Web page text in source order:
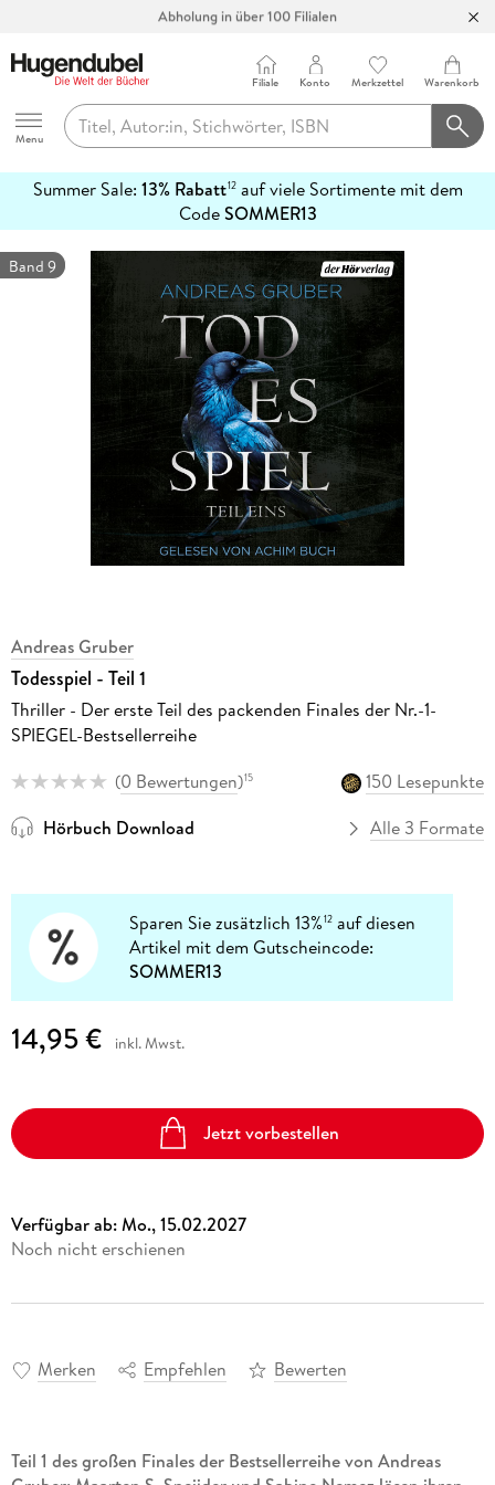
Abholung in über 100 Filialen
Hugendubel
Menu
Filiale Konto Merkzettel Warenkorb
Summer Sale: 13% Rabatt12auf viele Sortimente mit dem
CodeSOMMER13
erfahren
Band 9
Andreas Gruber
Todesspiel - Teil 1
Thriller - Der erste Teil des packenden Finales der Nr.-1-
SPIEGEL-Bestsellerreihe
(0 Bewertungen)15
150 Lesepunkte
Hörbuch Download
Alle 3 Formate
Sparen Sie zusätzlich 13%12 auf diesen
Artikel mit dem Gutscheincode:
SOMMER13
14,95 € inkl. Mwst.
Jetzt vorbestellen
Verfügbar ab:Mo., 15.02.2027
Noch nicht erschienen
Merken Empfehlen Bewerten
Teil 1 des großen Finales der Bestsellerreihe von Andreas